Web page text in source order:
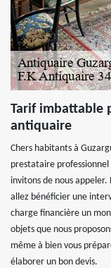
Tarif imbattable
antiquaire
Chers habitants à
prestataire professionnel
invitons de nous
allez bénéficier une
charge financière un
objets que nous
même à bien vous
élaborer un bon devis.